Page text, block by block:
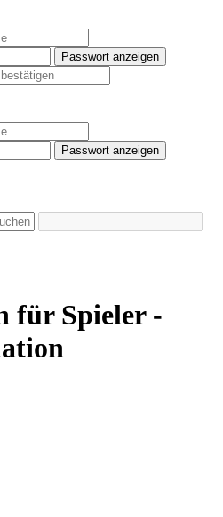
Passwort anzeigen
Passwort anzeigen
für Spieler -